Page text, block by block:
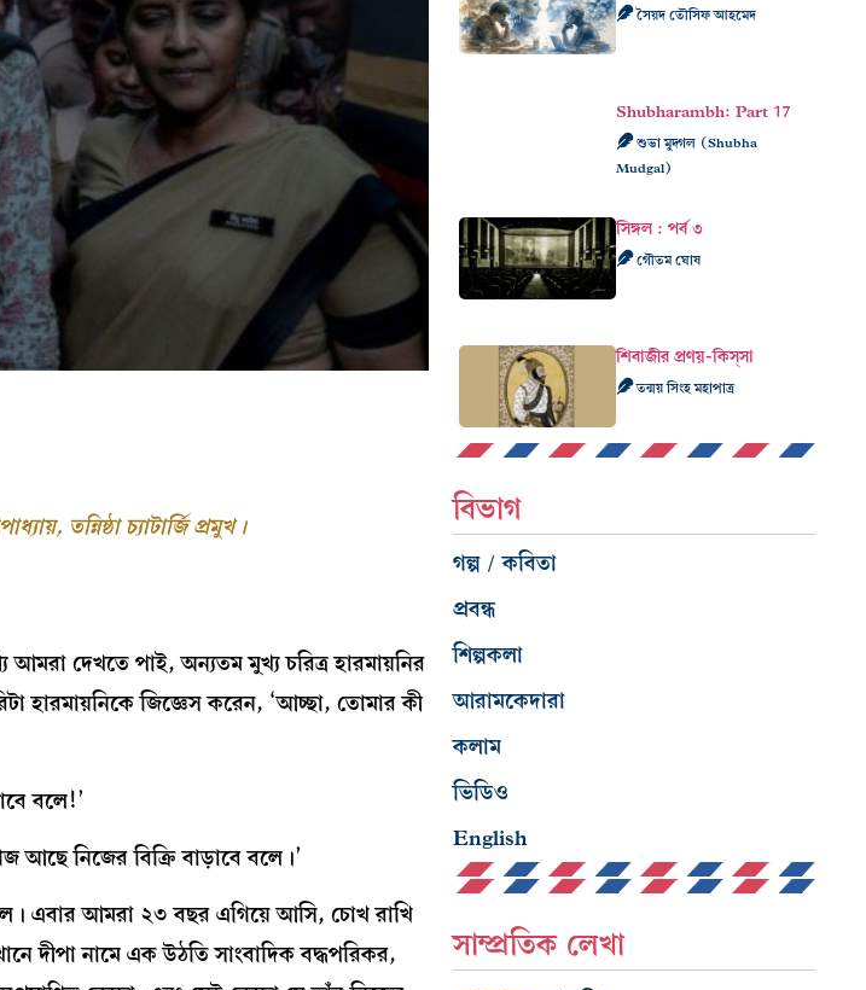
তন্নিষ্ঠা চ্যাটার্জি প্রমুখ।
দেখতে পাই, অন্যতম মুখ্য চরিত্র হারমায়নির
হারমায়নিকে জিজ্ঞেস করেন, ‘আচ্ছা, তোমার কী
বলে!’
আছে নিজের বিক্রি বাড়াবে বলে।’
এবার আমরা ২৩ বছর এগিয়ে আসি, চোখ রাখি
দীপা নামে এক উঠতি সাংবাদিক বদ্ধপরিকর,
সৈয়দ তৌসিফ আহমেদ
Shubharambh: Part 17
শুভা মুদ্গল (Shubha
Mudgal)
সিঙ্গল : পর্ব ৩
গৌতম ঘোষ
শিবাজীর প্রণয়-কিস্‌সা
তন্ময় সিংহ মহাপাত্র
বিভাগ
গল্প / কবিতা
প্রবন্ধ
শিল্পকলা
আরামকেদারা
কলাম
ভিডিও
English
সাম্প্রতিক লেখা